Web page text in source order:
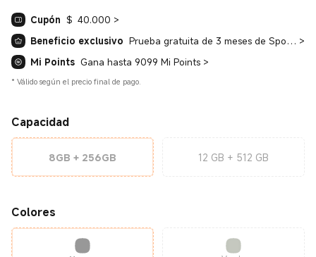
Cupón $ 40.000 >
Beneficio exclusivo
Prueba gratuita de 3 meses de Spotify Premium >
Mi Points Gana hasta 9099 Mi Points >
* Válido según el precio final de pago.
Capacidad
8GB + 256GB 12 GB + 512 GB
Colores